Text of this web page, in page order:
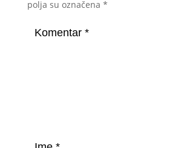
polja su označena *